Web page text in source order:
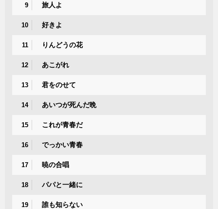
9 旅人よ
10 好きよ
11 りんどうの花
12 あこがれ
13 君をのせて
14 あいつが死んだ晩
15 これが青春だ
16 でっかい青春
17 暁の合唱
18 パパと一緒に
19 誰も知らない